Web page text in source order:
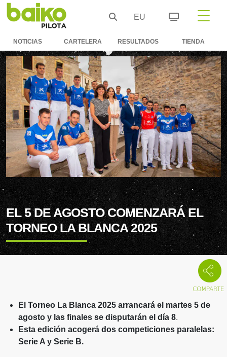
EU
NOTICIAS CARTELERA RESULTADOS TIENDA
EL 5 DE AGOSTO COMENZARÁ EL
TORNEO LA BLANCA 2025
El Torneo La Blanca 2025 arrancará el martes 5 de
agosto y las finales se disputarán el día 8.
Esta edición acogerá dos competiciones paralelas:
Serie A y Serie B.